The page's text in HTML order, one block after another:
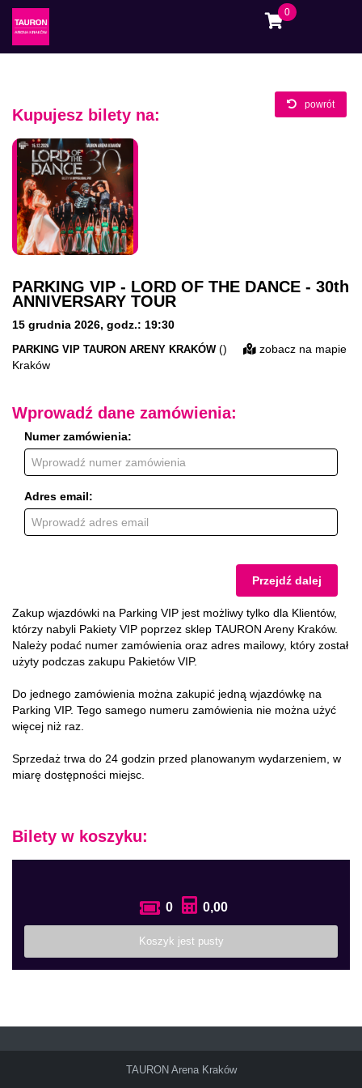
0
Kupujesz bilety na:
powrót
PARKING VIP - LORD OF THE DANCE - 30th
ANNIVERSARY TOUR
15 grudnia 2026, godz.: 19:30
PARKING VIP TAURON ARENY KRAKÓW()
Kraków
zobacz na mapie
Wprowadź dane zamówienia:
Numer zamówienia:
Adres email:
Przejdź dalej
Zakup wjazdówki na Parking VIP jest możliwy tylko dla Klientów,
którzy nabyli Pakiety VIP poprzez sklep TAURON Areny Kraków.
Należy podać numer zamówienia oraz adres mailowy, który został
użyty podczas zakupu Pakietów VIP.
Do jednego zamówienia można zakupić jedną wjazdówkę na
Parking VIP. Tego samego numeru zamówienia nie można użyć
więcej niż raz.
Sprzedaż trwa do 24 godzin przed planowanym wydarzeniem, w
miarę dostępności miejsc.
Bilety w koszyku:
0 0,00
Koszyk jest pusty
TAURON Arena Kraków